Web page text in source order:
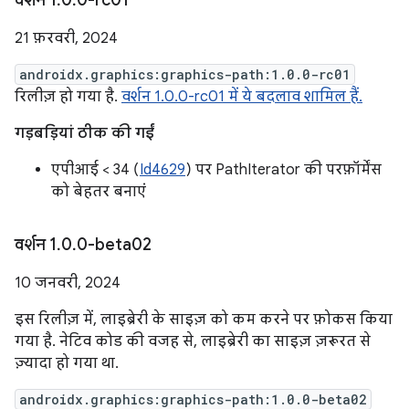
21 फ़रवरी, 2024
androidx.graphics:graphics-path:1.0.0-rc01
रिलीज़ हो गया है. वर्शन 1.0.0-rc01 में ये बदलाव शामिल हैं.
गड़बड़ियां ठीक की गईं
एपीआई < 34 (Id4629) पर PathIterator की परफ़ॉर्मेंस
को बेहतर बनाएं
वर्शन 1.0.0-beta02
10 जनवरी, 2024
इस रिलीज़ में, लाइब्रेरी के साइज़ को कम करने पर फ़ोकस किया
गया है. नेटिव कोड की वजह से, लाइब्रेरी का साइज़ ज़रूरत से
ज़्यादा हो गया था.
androidx.graphics:graphics-path:1.0.0-beta02